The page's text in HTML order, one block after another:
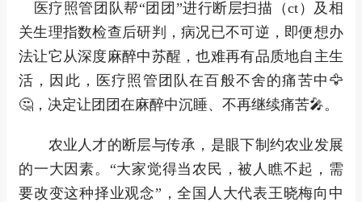
医疗照管团队帮“团团”进行断层扫描（ct）及相
关生理指数检查后研判，病况已不可逆，即便想办
法让它从深度麻醉中苏醒，也难再有品质地自主生
活，因此，医疗照管团队在百般不舍的痛苦中🦅
🤔，决定让团团在麻醉中沉睡、不再继续痛苦🎤。
农业人才的断层与传承，是眼下制约农业发展
的一大因素。“大家觉得当农民，被人瞧不起，需
要改变这种择业观念”，全国人大代表王晓梅向中